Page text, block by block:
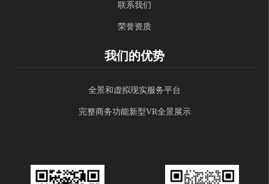
联系我们
荣誉资质
我们的优势
全景和虚拟现实服务平台
完整商务功能新型VR全景展示